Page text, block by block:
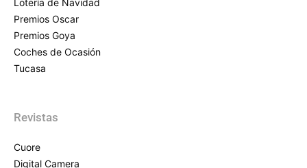
Lotería de Navidad
Premios Oscar
Premios Goya
Coches de Ocasión
Tucasa
Revistas
Cuore
Digital Camera